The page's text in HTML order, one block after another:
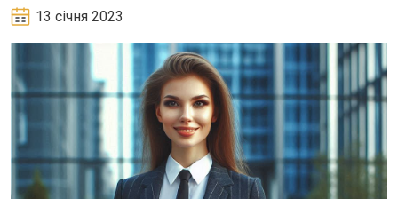
13 січня 2023